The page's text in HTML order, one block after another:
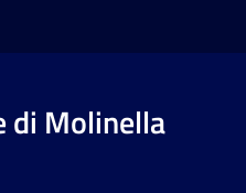
di Molinella